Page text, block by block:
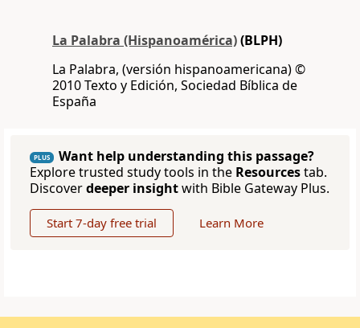
La Palabra (Hispanoamérica)(BLPH)
La Palabra, (versión hispanoamericana) ©
2010 Texto y Edición, Sociedad Bíblica de
España
PLUS
Want help understanding this passage?
Explore trusted study tools in the Resourcestab.
Discoverdeeper insightwith Bible Gateway Plus.
Start 7-day free trial Learn More